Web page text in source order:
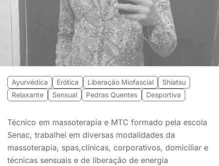
Ayurvédica Erótica Liberação Miofascial
Shiatsu
Relaxante
Sensual Pedras Quentes Desportiva
Técnico em massoterapia e MTC formado pela escola
Senac, trabalhei em diversas modalidades da
massoterapia, spas,clínicas, corporativos, domiciliar e
técnicas sensuais e de liberação de energia